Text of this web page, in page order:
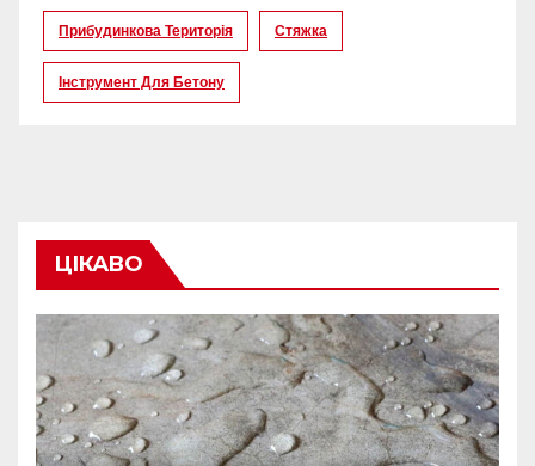
Прибудинкова Територія Стяжка
Інструмент Для Бетону
ЦІКАВО